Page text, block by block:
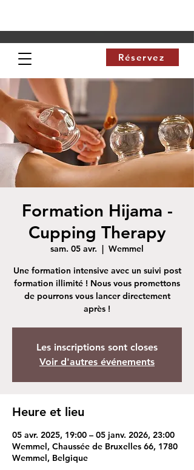
Réservez
Formation Hijama -
Cupping Therapy
sam. 05 avr.
  |
Wemmel
Une formation intensive avec un suivi post
formation illimité ! Nous vous promettons
de pourrons vous lancer directement
après !
Les inscriptions sont closes
Voir d'autres événements
Heure et lieu
05 avr. 2025, 19:00 – 05 janv. 2026, 23:00
Wemmel, Chaussée de Bruxelles 66, 1780
Wemmel, Belgique